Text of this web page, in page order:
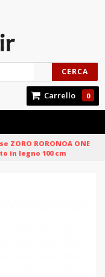
CERCA
Carrello 0
ZORO RORONOA ONE
in legno 100 cm